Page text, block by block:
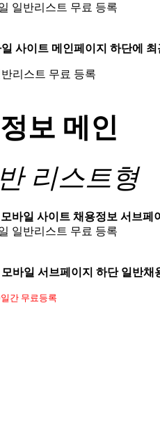
일반리스트 무료 등록
사이트 메인페이지 하단에
리스트 무료 등록
보 메인
리스트형
바일 사이트 채용정보 서브페
일반리스트 무료 등록
바일 서브페이지 하단 일반채
간 무료등록